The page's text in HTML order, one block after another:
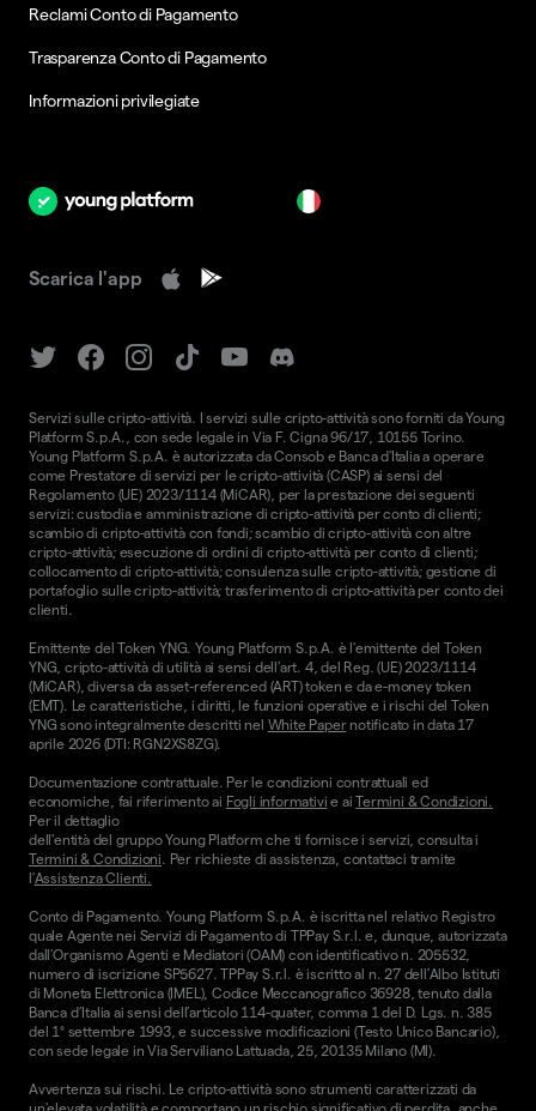
Reclami Conto di Pagamento
Trasparenza Conto di Pagamento
Informazioni privilegiate
Scarica l'app
Servizi sulle cripto-attività. I servizi sulle cripto-attività sono forniti da Young
Platform S.p.A., con sede legale in Via F. Cigna 96/17, 10155 Torino.
Young Platform S.p.A. è autorizzata da Consob e Banca d'Italia a operare
come Prestatore di servizi per le cripto-attività (CASP) ai sensi del
Regolamento (UE) 2023/1114 (MiCAR), per la prestazione dei seguenti
servizi: custodia e amministrazione di cripto-attività per conto di clienti;
scambio di cripto-attività con fondi; scambio di cripto-attività con altre
cripto-attività; esecuzione di ordini di cripto-attività per conto di clienti;
collocamento di cripto-attività; consulenza sulle cripto-attività; gestione di
portafoglio sulle cripto-attività; trasferimento di cripto-attività per conto dei
clienti.
Emittente del Token YNG. Young Platform S.p.A. è l'emittente del Token
YNG, cripto-attività di utilità ai sensi dell'art. 4, del Reg. (UE) 2023/1114
(MiCAR), diversa da asset-referenced (ART) token e da e-money token
(EMT). Le caratteristiche, i diritti, le funzioni operative e i rischi del Token
YNG sono integralmente descritti nel White Papernotificato in data 17
aprile 2026 (DTI: RGN2XS8ZG).
Documentazione contrattuale. Per le condizioni contrattuali ed
economiche, fai riferimento ai Fogli informativi e aiTermini & Condizioni.
Per il dettaglio
dell'entità del gruppo Young Platform che ti fornisce i servizi, consulta i
Termini & Condizioni. Per richieste di assistenza, contattaci tramite
l'Assistenza Clienti.
Conto di Pagamento. Young Platform S.p.A. è iscritta nel relativo Registro
quale Agente nei Servizi di Pagamento di TPPay S.r.l. e, dunque, autorizzata
dall’Organismo Agenti e Mediatori (OAM) con identificativo n. 205532,
numero di iscrizione SP5627. TPPay S.r.l. è iscritto al n. 27 dell’Albo Istituti
di Moneta Elettronica (IMEL), Codice Meccanografico 36928, tenuto dalla
Banca d’Italia ai sensi dell’articolo 114-quater, comma 1 del D. Lgs. n. 385
del 1° settembre 1993, e successive modificazioni (Testo Unico Bancario),
con sede legale in Via Serviliano Lattuada, 25, 20135 Milano (MI).
Avvertenza sui rischi. Le cripto-attività sono strumenti caratterizzati da